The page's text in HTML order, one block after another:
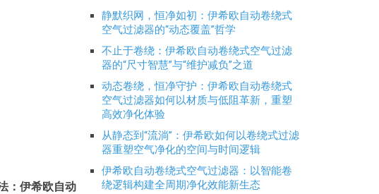
：伊希欧自动
静默织网，恒净如初：伊希欧自动卷绕式
空气过滤器的“动态覆盖”哲学
不止于卷绕：伊希欧自动卷绕式空气过滤
器的“尺寸智慧”与“维护减负”之道
动态卷绕，恒净守护：伊希欧自动卷绕式
空气过滤器如何以材质与低阻革新，重塑
高效净化体验
从静态到“流淌”：伊希欧如何以卷绕式过滤
器重塑空气净化的空间与时间逻辑
伊希欧自动卷绕式空气过滤器：以智能卷
绕逻辑构建全周期净化效能新生态